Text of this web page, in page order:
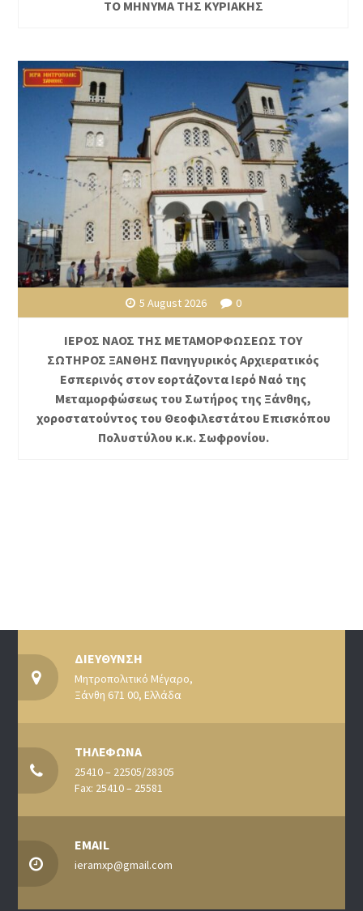
ΤΟ ΜΗΝΥΜΑ ΤΗΣ ΚΥΡΙΑΚΗΣ
5 August 2026 0
ΙΕΡΟΣ ΝΑΟΣ ΤΗΣ ΜΕΤΑΜΟΡΦΩΣΕΩΣ ΤΟΥ
ΣΩΤΗΡΟΣ ΞΑΝΘΗΣ Πανηγυρικός Αρχιερατικός
Εσπερινός στον εορτάζοντα Ιερό Ναό της
Μεταμορφώσεως του Σωτήρος της Ξάνθης,
χοροστατούντος του Θεοφιλεστάτου Επισκόπου
Πολυστύλου κ.κ. Σωφρονίου.
ΔΙΕΥΘΥΝΣΗ
Μητροπολιτικό Μέγαρο,
Ξάνθη 671 00, Ελλάδα
ΤΗΛΕΦΩΝΑ
25410 – 22505/28305
Fax: 25410 – 25581
EMAIL
ieramxp@gmail.com